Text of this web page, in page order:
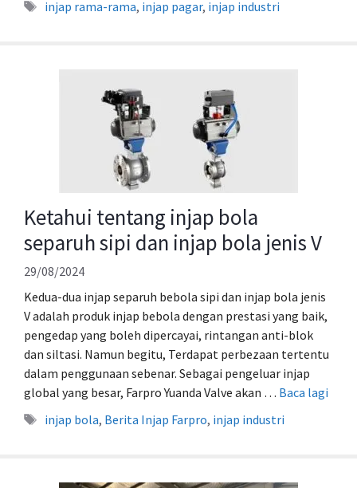
Tag
injap rama-rama, injap pagar, injap industri
Ketahui tentang injap bola
separuh sipi dan injap bola jenis V
29/08/2024
Kedua-dua injap separuh bebola sipi dan injap bola jenis
V adalah produk injap bebola dengan prestasi yang baik,
pengedap yang boleh dipercayai, rintangan anti-blok
dan siltasi. Namun begitu, Terdapat perbezaan tertentu
dalam penggunaan sebenar. Sebagai pengeluar injap
global yang besar, Farpro Yuanda Valve akan … Baca lagi
Tag
injap bola, Berita Injap Farpro, injap industri